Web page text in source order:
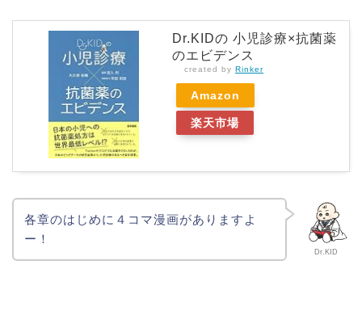
Dr.KIDの 小児診療×抗菌薬
のエビデンス
created by Rinker
Amazon
楽天市場
Dr.KID
各章のはじめに４コマ漫画がありますよ
ー！